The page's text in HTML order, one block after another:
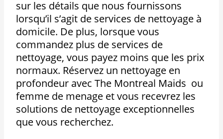
sur les détails que nous fournissons
lorsqu’il s’agit de services de nettoyage à
domicile. De plus, lorsque vous
commandez plus de services de
nettoyage, vous payez moins que les prix
normaux. Réservez un nettoyage en
profondeur avec The Montreal Maids ou
femme de menage et vous recevrez les
solutions de nettoyage exceptionnelles
que vous recherchez.